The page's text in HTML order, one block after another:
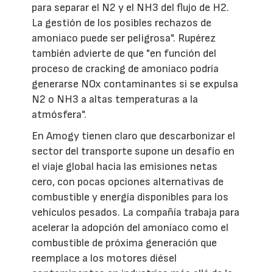
para separar el N2 y el NH3 del flujo de H2.
La gestión de los posibles rechazos de
amoniaco puede ser peligrosa". Rupérez
también advierte de que "en función del
proceso de cracking de amoniaco podría
generarse NOx contaminantes si se expulsa
N2 o NH3 a altas temperaturas a la
atmósfera".
En Amogy tienen claro que descarbonizar el
sector del transporte supone un desafío en
el viaje global hacia las emisiones netas
cero, con pocas opciones alternativas de
combustible y energía disponibles para los
vehículos pesados. La compañía trabaja para
acelerar la adopción del amoníaco como el
combustible de próxima generación que
reemplace a los motores diésel